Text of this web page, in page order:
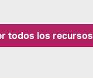
todos los recursos